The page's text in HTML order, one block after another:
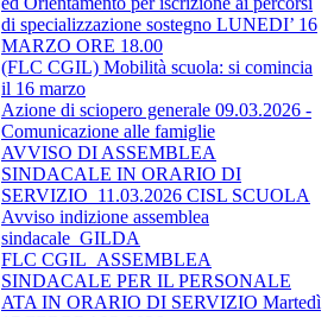
di specializzazione sostegno LUNEDI’ 16
MARZO ORE 18.00
(FLC CGIL) Mobilità scuola: si comincia
il 16 marzo
Azione di sciopero generale 09.03.2026 -
Comunicazione alle famiglie
AVVISO DI ASSEMBLEA
SINDACALE IN ORARIO DI
SERVIZIO_11.03.2026 CISL SCUOLA
Avviso indizione assemblea
sindacale_GILDA
FLC CGIL_ASSEMBLEA
SINDACALE PER IL PERSONALE
ATA IN ORARIO DI SERVIZIO Martedì